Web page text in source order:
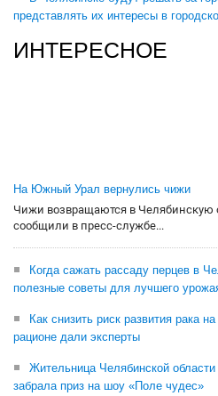
представлять их интересы в
ИНТЕРЕСНОЕ
На Южный Урал вернулись чижи
Чижи возвращаются в Челябинскую
сообщили в пресс-службе...
Когда сажать рассаду перцев в
полезные советы для лучшего
Как снизить риск развития рака
рационе дали эксперты
Жительница Челябинской области
забрала приз на шоу «Поле чудес»